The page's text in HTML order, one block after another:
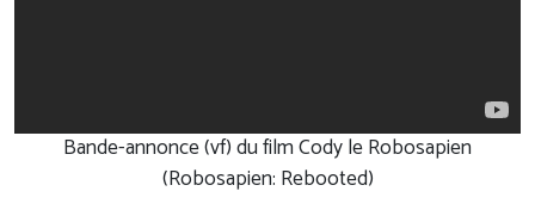
Bande-annonce (vf) du film Cody le Robosapien
(Robosapien: Rebooted)